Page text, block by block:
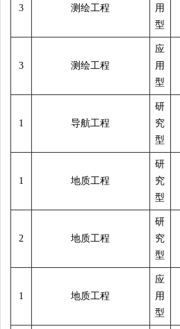
3 测绘工程
用
型
3 测绘工程
应
用
型
1 导航工程
研
究
型
1 地质工程
研
究
型
2 地质工程
研
究
型
1 地质工程
应
用
型